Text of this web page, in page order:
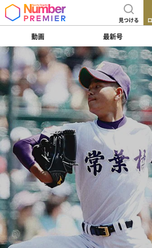
見つける
動画 最新号